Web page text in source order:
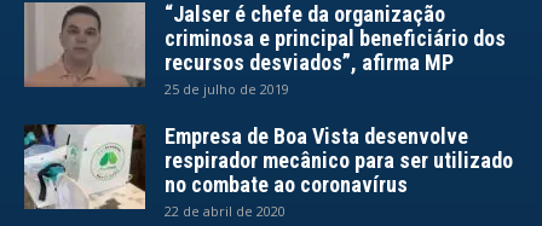
“Jalser é chefe da organização
criminosa e principal beneficiário dos
recursos desviados”, afirma MP
25 de julho de 2019
Empresa de Boa Vista desenvolve
respirador mecânico para ser utilizado
no combate ao coronavírus
22 de abril de 2020